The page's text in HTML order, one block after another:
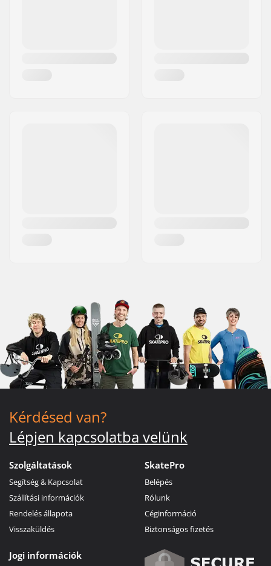
Kérdésed van?
Lépjen kapcsolatba velünk
Szolgáltatások
Segítség & Kapcsolat
Szállítási információk
Rendelés állapota
Visszaküldés
SkatePro
Belépés
Rólunk
Céginformáció
Biztonságos fizetés
Jogi információk